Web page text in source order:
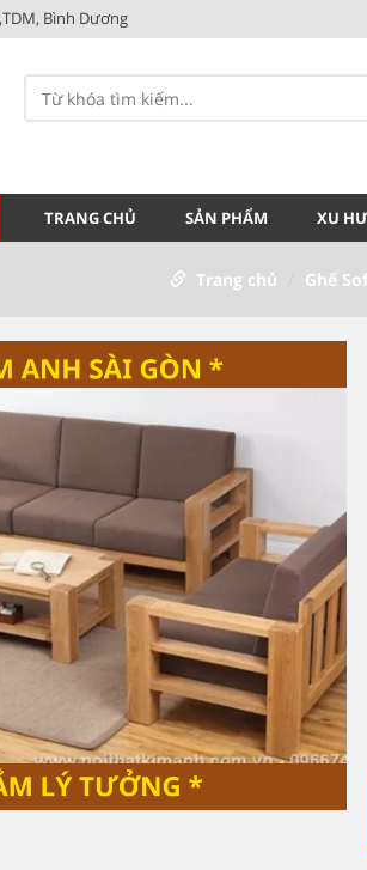
Bình Dương
TRANG CHỦ SẢN PHẨM XU
Trang chủ Ghế